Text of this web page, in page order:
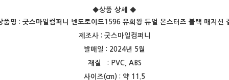
◆상품 상세
◆
품명 : 굿스마일컴퍼니 넨도로이드1596 유희왕 듀얼 몬스터즈 블랙 매지션
제조사 : 굿스마일컴퍼니
발매일 : 2024년 5월
재질 : PVC, ABS
사이즈(cm) : 약 11.5